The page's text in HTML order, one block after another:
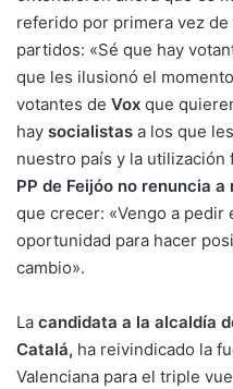
referido por primera vez
partidos: «Sé que hay
que les ilusionó el
votantes de Vox que
hay socialistas a los que
nuestro país y la
PP de Feijóo no renuncia
que crecer: «Vengo a
oportunidad para hacer
cambio».
La candidata a la alcaldía
Catalá, ha reivindicado la
Valenciana para el triple